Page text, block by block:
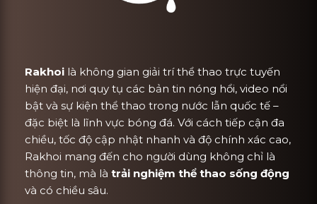
Rakhoi là không gian giải trí thể thao trực tuyến
hiện đại, nơi quy tụ các bản tin nóng hổi, video nổi
bật và sự kiện thể thao trong nước lẫn quốc tế –
đặc biệt là lĩnh vực bóng đá. Với cách tiếp cận đa
chiều, tốc độ cập nhật nhanh và độ chính xác cao,
Rakhoi mang đến cho người dùng không chỉ là
thông tin, mà là trải nghiệm thể thao sống động
và có chiều sâu.